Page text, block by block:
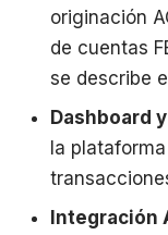
originación
de cuentas
se describe
Dashboard
la
Integración